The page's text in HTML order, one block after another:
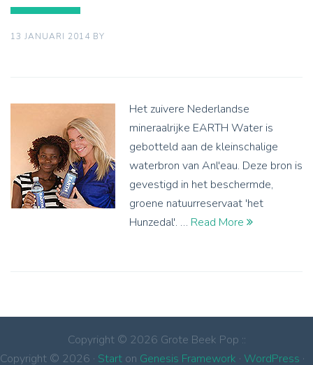
13 JANUARI 2014 BY
Het zuivere Nederlandse
mineraalrijke EARTH Water is
gebotteld aan de kleinschalige
waterbron van Anl'eau. Deze bron is
gevestigd in het beschermde,
groene natuurreservaat 'het
Hunzedal'. … Read More
Copyright © 2026 Grote Beek Pop ::
Copyright © 2026 · Start on Genesis Framework · WordPress ·